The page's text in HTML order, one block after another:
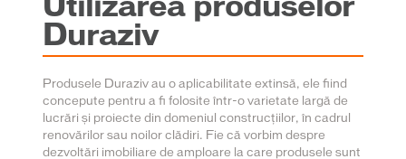
Utilizarea produselor
Duraziv
Produsele Duraziv au o aplicabilitate extinsă, ele fiind
concepute pentru a fi folosite într-o varietate largă de
lucrări și proiecte din domeniul construcțiilor, în cadrul
renovărilor sau noilor clădiri. Fie că vorbim despre
dezvoltări imobiliare de amploare la care produsele sunt